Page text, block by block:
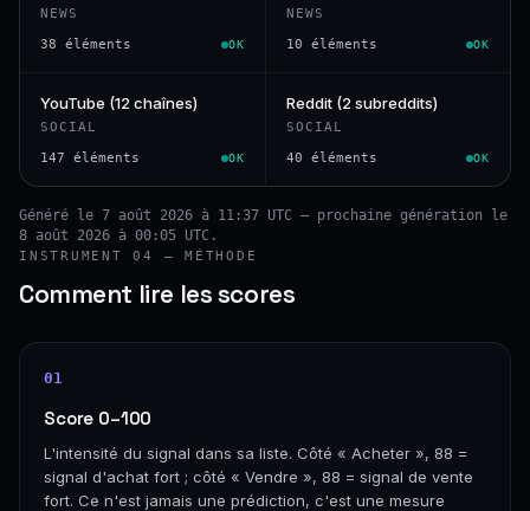
NEWS
38 éléments OK
NEWS
10 éléments OK
YouTube (12 chaînes)
SOCIAL
147 éléments OK
Reddit (2 subreddits)
SOCIAL
40 éléments OK
Généré le 7 août 2026 à 11:37 UTC — prochaine génération le
8 août 2026 à 00:05 UTC.
INSTRUMENT 04 — MÉTHODE
Comment lire les scores
01
Score 0–100
L'intensité du signal dans sa liste. Côté « Acheter », 88 =
signal d'achat fort ; côté « Vendre », 88 = signal de vente
fort. Ce n'est jamais une prédiction, c'est une mesure